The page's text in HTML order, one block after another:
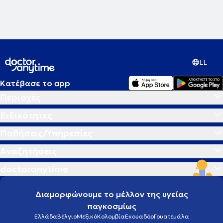
EL
Κατέβασε το app
Διαμορφώνουμε το μέλλον της υγείας
παγκοσμίως
ΕλλάδαΒέλγιοΜεξικόΚολομβίαΕκουαδόρΓουατεμάλα